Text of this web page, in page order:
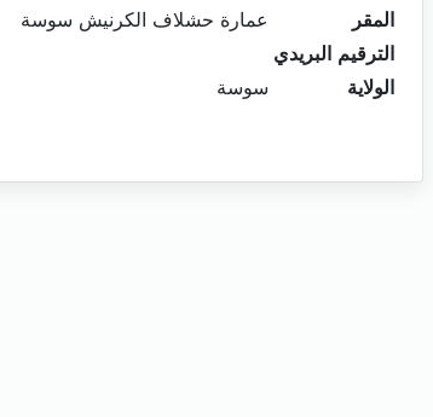
المقر
عمارة حشلاف الكرنيش سوسة
الترقيم البريدي
الولاية
سوسة